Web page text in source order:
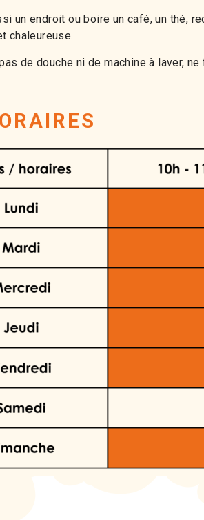
un endroit ou boire un café, un thé,
chaleureuse.
pas de douche ni de machine à laver,